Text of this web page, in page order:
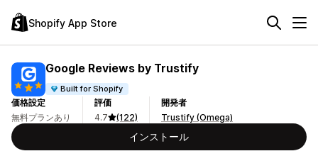
Shopify App Store
Google Reviews by Trustify
Built for Shopify
価格設定
無料プランあり
評価
4.7
(122)
開発者
Trustify (Omega)
インストール